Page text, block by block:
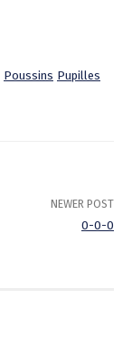
Poussins Pupilles
NEWER POST
0-0-0